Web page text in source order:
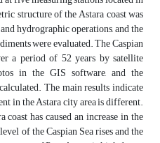
structure of the Astara coast was
hydrographic operations, and the
were evaluated. The Caspian
a period of 52 years by satellite
in the GIS software, and the
The main results indicate
in the Astara city area is different.
has caused an increase in the
of the Caspian Sea rises and the